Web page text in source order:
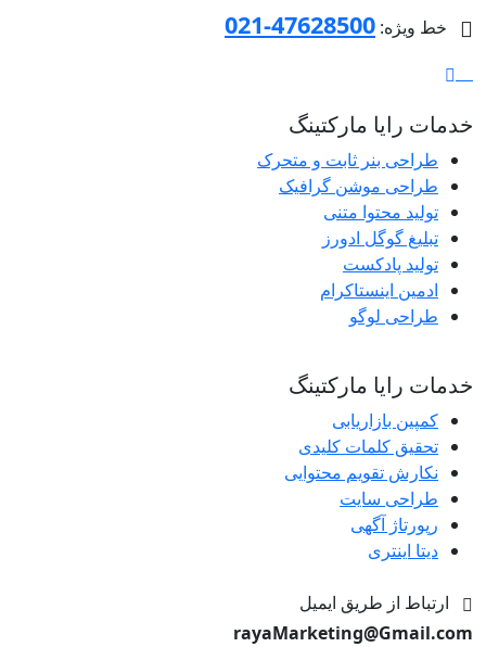
خط ویژه: 47628500-021
خدمات رایا مارکتینگ
طراحی بنر ثابت و متحرک
طراحی موشن گرافیک
تولید محتوا متنی
تبلیغ گوگل ادورز
تولید پادکست
ادمین اینستاکرام
طراحی لوگو
خدمات رایا مارکتینگ
کمپین بازاریابی
تحقیق کلمات کلیدی
نکارش تقویم محتوایی
طراحی سایت
رپورتاژ آگهی
دیتا اینتری
ارتباط از طریق ایمیل
rayaMarketing@Gmail.com